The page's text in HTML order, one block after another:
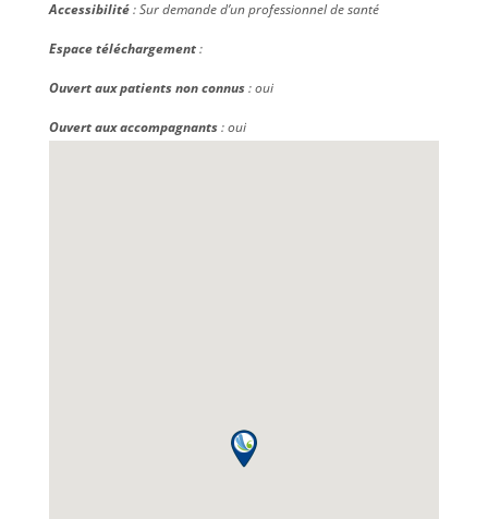
Accessibilité: Sur demande d’un professionnel de santé
Espace téléchargement:
Ouvert aux patients non connus: oui
Ouvert aux accompagnants: oui